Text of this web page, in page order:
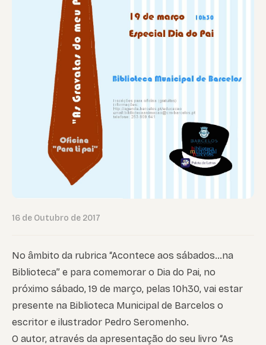
16 de Outubro de 2017
No âmbito da rubrica “Acontece aos sábados…na
Biblioteca” e para comemorar o Dia do Pai, no
próximo sábado, 19 de março, pelas 10h30, vai estar
presente na Biblioteca Municipal de Barcelos o
escritor e ilustrador Pedro Seromenho.
O autor, através da apresentação do seu livro “As